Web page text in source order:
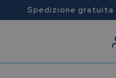
Spedizione gratuita